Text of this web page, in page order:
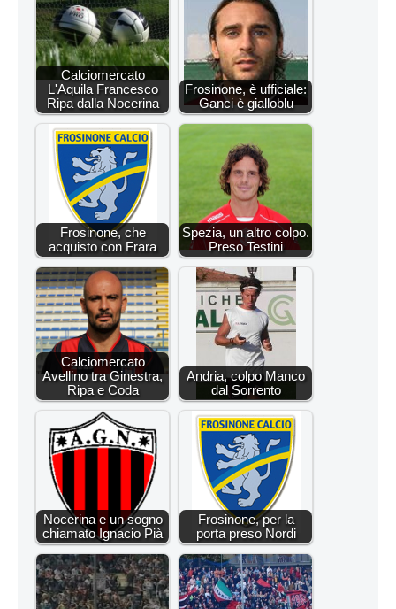
Calciomercato
L'Aquila Francesco
Ripa dalla Nocerina
Frosinone, è ufficiale:
Ganci è gialloblu
Frosinone, che
acquisto con Frara
Spezia, un altro colpo.
Preso Testini
Calciomercato
Avellino tra Ginestra,
Ripa e Coda
Andria, colpo Manco
dal Sorrento
Nocerina e un sogno
chiamato Ignacio Pià
Frosinone, per la
porta preso Nordi